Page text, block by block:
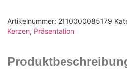
Artikelnummer: 2110000085179
Kerzen, Präsentation